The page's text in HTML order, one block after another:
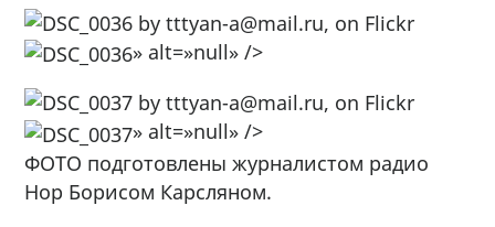
» alt=»null» />
» alt=»null» />
ФОТО подготовлены журналистом радио
Нор Борисом Карсляном.